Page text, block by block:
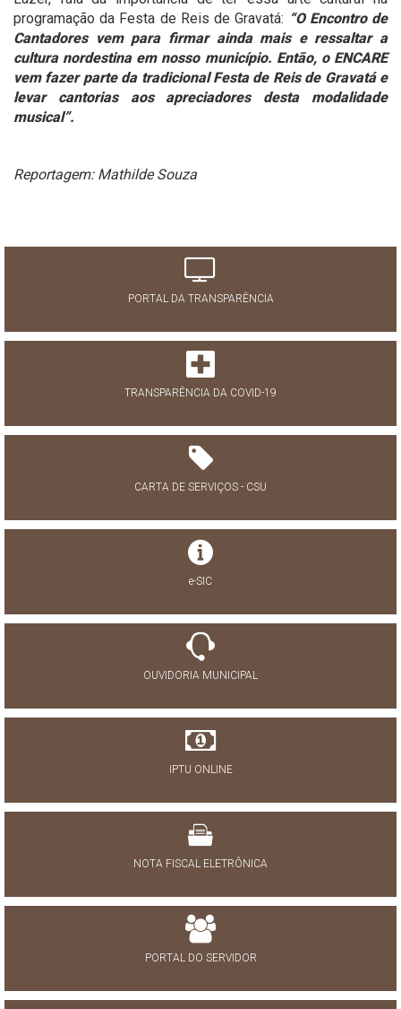
programação da Festa de Reis de Gravatá: “O Encontro de
Cantadores vem para firmar ainda mais e ressaltar a
cultura nordestina em nosso município. Então, o ENCARE
vem fazer parte da tradicional Festa de Reis de Gravatá e
levar cantorias aos apreciadores desta modalidade
musical”.
Reportagem: Mathilde Souza
PORTAL DA TRANSPARÊNCIA
TRANSPARÊNCIA DA COVID-19
CARTA DE SERVIÇOS - CSU
e-SIC
OUVIDORIA MUNICIPAL
IPTU ONLINE
NOTA FISCAL ELETRÔNICA
PORTAL DO SERVIDOR